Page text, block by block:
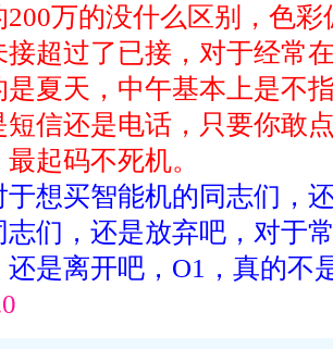
万的没什么区别，色
接超过了已接，对于经常
是夏天，中午基本上是不
短信还是电话，只要你敢
起码不死机。
想买智能机的同志们，
志们，还是放弃吧，对于
还是离开吧，O1，真的不